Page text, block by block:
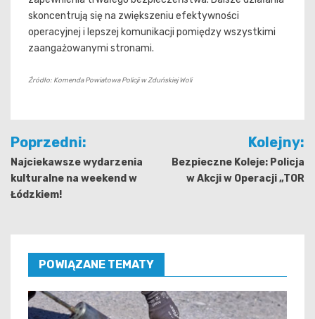
skoncentrują się na zwiększeniu efektywności
operacyjnej i lepszej komunikacji pomiędzy wszystkimi
zaangażowanymi stronami.
Źródło: Komenda Powiatowa Policji w Zduńskiej Woli
Nawigacja
wpisu
Poprzedni:
Najciekawsze wydarzenia
kulturalne na weekend w
Łódzkiem!
Kolejny:
Bezpieczne Koleje: Policja
w Akcji w Operacji „TOR
POWIĄZANE TEMATY